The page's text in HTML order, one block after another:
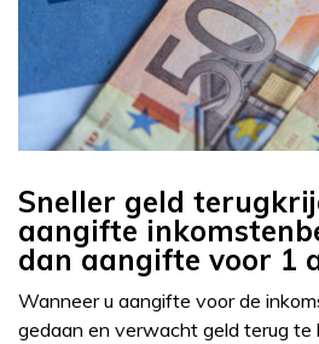
Sneller geld
aangifte
dan aangifte voor 1
Wanneer u aangifte voor de
gedaan en verwacht geld terug te